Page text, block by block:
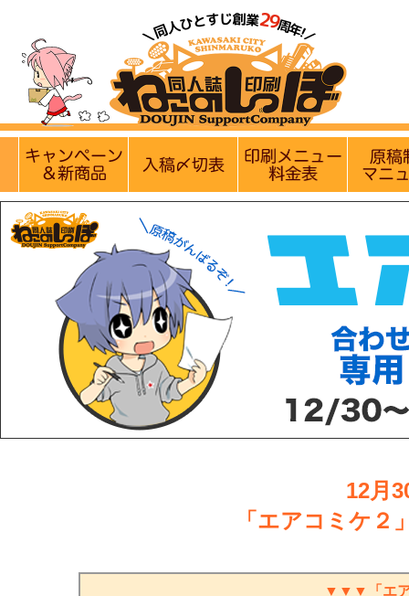
【営業日・休業日のお知らせ】 8月9日(日)は定休日です。8
12月
「エアコミケ２
▼▼▼「エ